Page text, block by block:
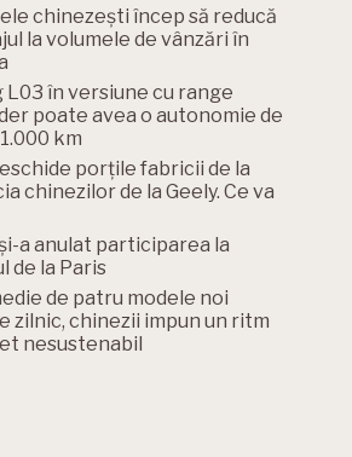
chinezești încep să reducă
la volumele de vânzări în
L03 în versiune cu range
poate avea o autonomie de
km
porțile fabricii de la
chinezilor de la Geely. Ce va
a anulat participarea la
de la Paris
de patru modele noi
zilnic, chinezii impun un ritm
nesustenabil